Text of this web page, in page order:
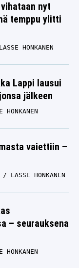
nyt
temppu ylitti
LASSE HONKANEN
Lappi lausui
jälkeen
HONKANEN
vaiettiin –
LASSE HONKANEN
– seurauksena
HONKANEN